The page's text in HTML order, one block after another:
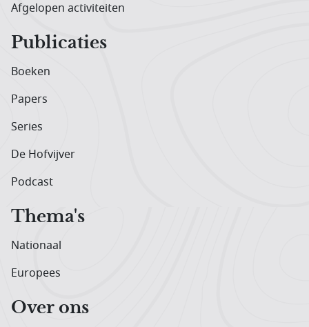
Afgelopen activiteiten
Publicaties
Boeken
Papers
Series
De Hofvijver
Podcast
Thema's
Nationaal
Europees
Over ons